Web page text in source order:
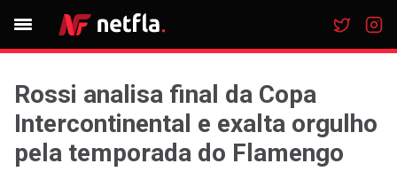
Rossi analisa final da Copa
Intercontinental e exalta orgulho
pela temporada do Flamengo